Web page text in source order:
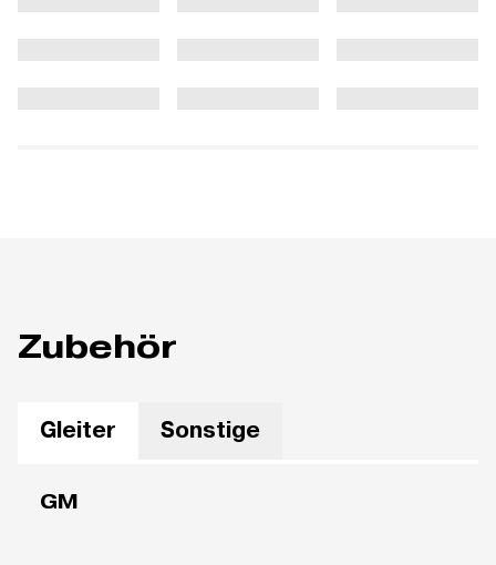
Zubehör
Gleiter Sonstige
GM